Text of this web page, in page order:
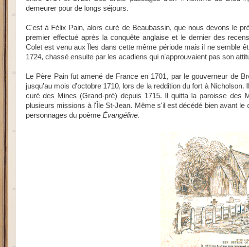
demeurer pour de longs séjours.
C'est à Félix Pain, alors curé de Beaubassin, que nous devons le
premier effectué après la conquête anglaise et le dernier des
Colet est venu aux Îles dans cette même période mais il ne semble
1724, chassé ensuite par les acadiens qui n'approuvaient pas son
Le Père Pain fut amené de France en 1701, par le gouverneur de
jusqu'au mois d'octobre 1710, lors de la reddition du fort à
curé des Mines (Grand-pré) depuis 1715. Il quitta la paroisse
plusieurs missions à l'Île St-Jean. Même s'il est décédé bien avant
personnages du poème Évangéline.